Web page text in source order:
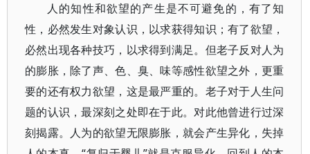
人的知性和欲望的产生是不可避免的，有了知
性，必然发生对象认识，以求获得知识；有了欲望，
必然出现各种技巧，以求得到满足。但老子反对人为
的膨胀，除了声、色、臭、味等感性欲望之外，更重
要的还有权力欲望，这是最严重的。老子对于人生问
题的认识，最深刻之处即在于此。对此他曾进行过深
刻揭露。人为的欲望无限膨胀，就会产生异化，失掉